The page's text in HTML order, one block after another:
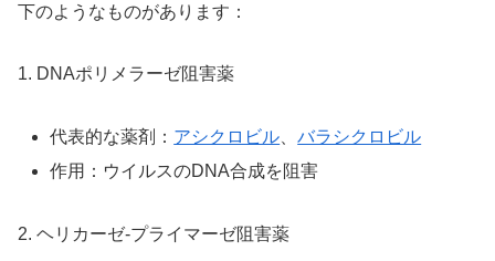
下のようなものがあります：
1. DNAポリメラーゼ阻害薬
代表的な薬剤： アシクロビル 、バラシクロビル
作用：ウイルスのDNA合成を阻害
2. ヘリカーゼ-プライマーゼ阻害薬